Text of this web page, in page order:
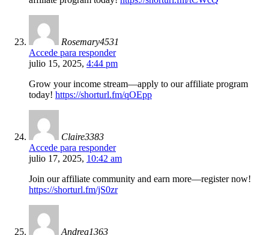
Rosemary4531
Accede para responder
julio 15, 2025, 4:44 pm
Grow your income stream—apply to our affiliate program
today! https://shorturl.fm/qOEpp
Claire3383
Accede para responder
julio 17, 2025, 10:42 am
Join our affiliate community and earn more—register now!
https://shorturl.fm/jS0zr
Andrea1363